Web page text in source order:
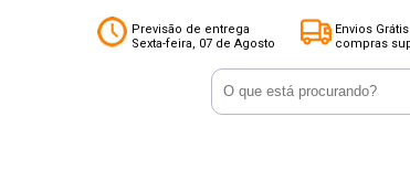
Previsão de entrega
Sexta-feira, 07 de Agosto
Envios
compras